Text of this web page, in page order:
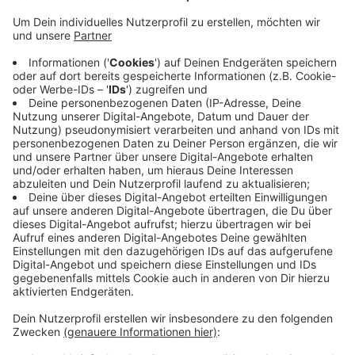
Anzeige
In der Woche bleibt es allerdings dabei die Fahrten am
Vormittag und Mittag zu streichen. Die
Regionalverkehr Münsterland sagt: Zu wenige
Fahrgäste nutzen den Bus außerhalb des
Berufsverkehrs und will mit weniger Fahrten Geld
sparen. Unter anderem die Gemeinde Nottuln wehrte
sich dagegen. Der Kreistag muss dem aktuellen
Kompromiss noch zustimmen (20.03.). Dann soll der
neue Fahrplan ab Ende April gelten (29.04.).
Anzeige